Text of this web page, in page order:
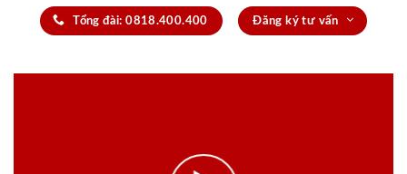
Tổng đài: 0818.400.400 Đăng ký tư vấn